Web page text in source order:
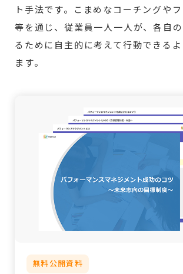
ト手法です。こまめなコーチングや
等を通じ、従業員一人一人が、各自
るために自主的に考えて行動できる
ます。
無料公開資料